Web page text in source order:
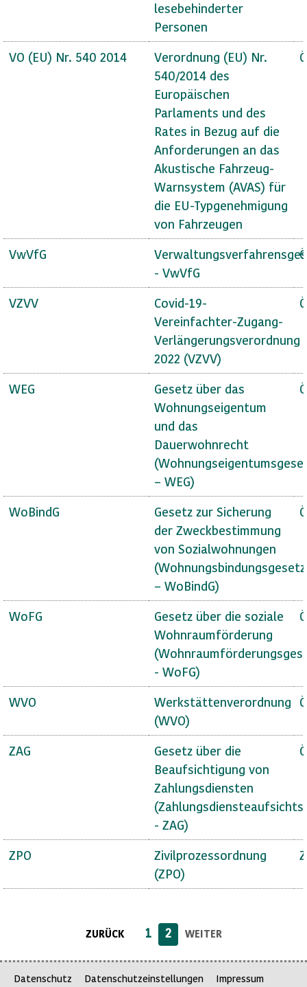
lesebehinderter
Personen
VO (EU) Nr. 540 2014
Verordnung (EU) Nr.
540/2014 des
Europäischen
Parlaments und des
Rates in Bezug auf die
Anforderungen an das
Akustische Fahrzeug-
Warnsystem (AVAS) für
die EU-Typgenehmigung
von Fahrzeugen
VwVfG
- VwVfG
VZVV
Covid-19-
Vereinfachter-Zugang-
Verlängerungsverordnung
2022 (VZVV)
WEG
Gesetz über das
Wohnungseigentum
und das
Dauerwohnrecht
– WEG)
WoBindG
Gesetz zur Sicherung
der Zweckbestimmung
von Sozialwohnungen
(Wohnungsbindungsgesetz
– WoBindG)
WoFG
Gesetz über die soziale
Wohnraumförderung
- WoFG)
WVO
Werkstättenverordnung
(WVO)
ZAG
Gesetz über die
Beaufsichtigung von
Zahlungsdiensten
- ZAG)
ZPO
Zivilprozessordnung
(ZPO)
ZURÜCK 1 2 WEITER
Datenschutz Datenschutzeinstellungen Impressum